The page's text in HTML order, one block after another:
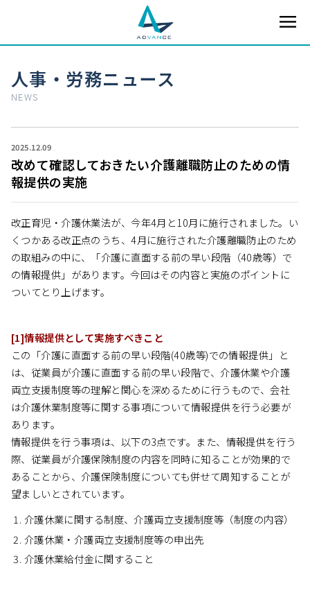
人事・労務ニュース
NEWS
2025.12.09
改めて確認しておきたい介護離職防止のための情
報提供の実施
改正育児・介護休業法が、今年4月と10月に施行されました。い
くつかある改正点のうち、4月に施行された介護離職防止のため
の取組みの中に、「介護に直面する前の早い段階（40歳等）で
の情報提供」があります。今回はその内容と実施のポイントに
ついてとり上げます。
[1]情報提供として実施すべきこと
この「介護に直面する前の早い段階(40歳等)での情報提供」と
は、従業員が介護に直面する前の早い段階で、介護休業や介護
両立支援制度等の理解と関心を深めるために行うもので、会社
は介護休業制度等に関する事項について情報提供を行う必要が
あります。
情報提供を行う事項は、以下の3点です。また、情報提供を行う
際、従業員が介護保険制度の内容を同時に知ることが効果的で
あることから、介護保険制度についても併せて周知することが
望ましいとされています。
介護休業に関する制度、介護両立支援制度等（制度の内容）
介護休業・介護両立支援制度等の申出先
介護休業給付金に関すること